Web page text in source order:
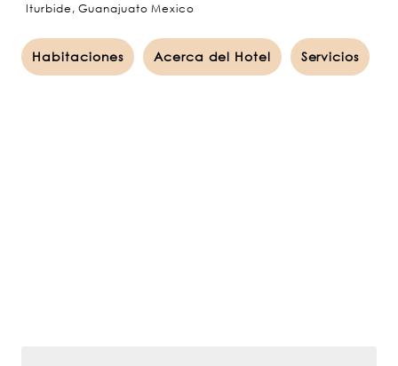
Iturbide, Guanajuato Mexico
Habitaciones Acerca del Hotel Servicios